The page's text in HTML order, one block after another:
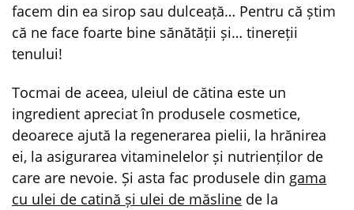
facem din ea sirop sau dulceață… Pentru că știm
că ne face foarte bine sănătății și… tinereții
tenului!
Tocmai de aceea, uleiul de cătina este un
ingredient apreciat în produsele cosmetice,
deoarece ajută la regenerarea pielii, la hrănirea
ei, la asigurarea vitaminelelor și nutrienților de
care are nevoie. Și asta fac produsele din gama
cu ulei de catină și ulei de măsline de la